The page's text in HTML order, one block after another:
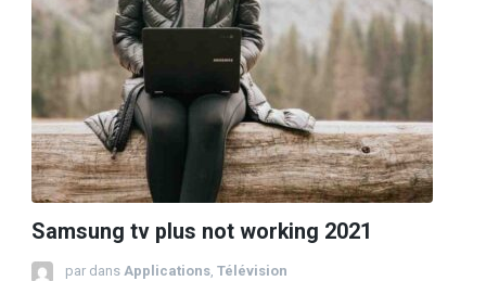
Samsung tv plus not working 2021
par dans Applications, Télévision